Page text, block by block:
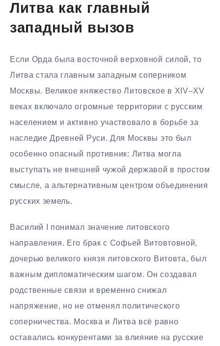
Литва как главный
западный вызов
Если Орда была восточной верховной силой, то
Литва стала главным западным соперником
Москвы. Великое княжество Литовское в XIV–XV
веках включало огромные территории с русским
населением и активно участвовало в борьбе за
наследие Древней Руси. Для Москвы это был
особенно опасный противник: Литва могла
выступать не внешней чужой державой в простом
смысле, а альтернативным центром объединения
русских земель.
Василий I понимал значение литовского
направления. Его брак с Софьей Витовтовной,
дочерью великого князя литовского Витовта, был
важным дипломатическим шагом. Он создавал
родственные связи и временно снижал
напряжение, но не отменял политического
соперничества. Москва и Литва всё равно
оставались конкурентами за влияние на русские